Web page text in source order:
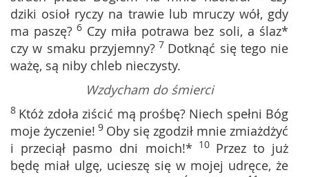
dziki osioł ryczy na trawie lub mruczy wół, gdy
ma paszę? 6 Czy miła potrawa bez soli, a ślaz*
czy w smaku przyjemny?7 Dotknąć się tego nie
ważę, są niby chleb nieczysty.
Wzdycham do śmierci
8 Któż zdoła ziścić mą prośbę? Niech spełni Bóg
moje życzenie! 9 Oby się zgodził mnie zmiażdżyć
i przeciął pasmo dni moich!* 10 Przez to już
będę miał ulgę, ucieszę się w mojej udręce, że